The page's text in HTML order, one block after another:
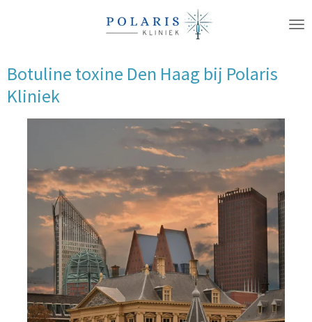
hoofdinhoud
Botuline toxine Den Haag bij Polaris
Kliniek